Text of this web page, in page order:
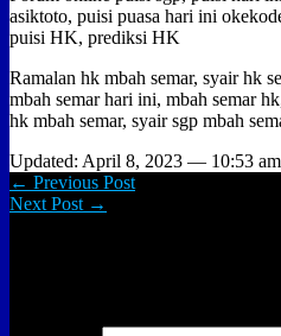
asiktoto, puisi puasa hari ini
puisi HK, prediksi HK
Ramalan hk mbah semar, syair hk
mbah semar hari ini, mbah semar
hk mbah semar, syair sgp mbah
Updated: April 8, 2023 — 10:53 am
← Previous Post
Next Post →